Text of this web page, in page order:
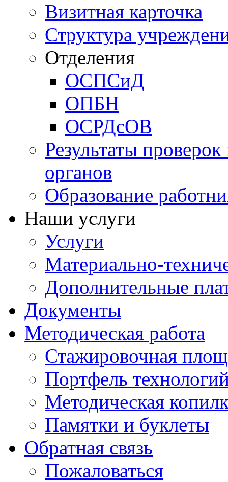
Визитная карточка
Структура
Отделения
ОСПСиД
ОПБН
ОСРДсОВ
Результаты
органов
Образование
Наши услуги
Услуги
Материально-
Дополнительные
Документы
Методическая работа
Стажировочная
Портфель
Методическая
Памятки и буклеты
Обратная связь
Пожаловаться